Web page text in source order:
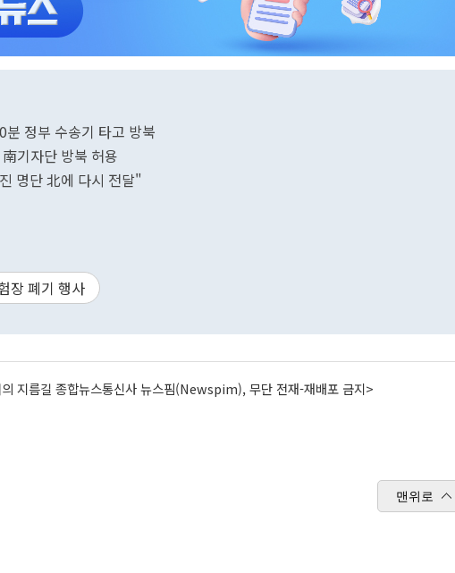
정부 수송기 타고 방북
기자단 방북 허용
명단 北에 다시 전달"
장 폐기 행사
지름길 종합뉴스통신사 뉴스핌(Newspim), 무단 전재-재배포 금지>
맨위로